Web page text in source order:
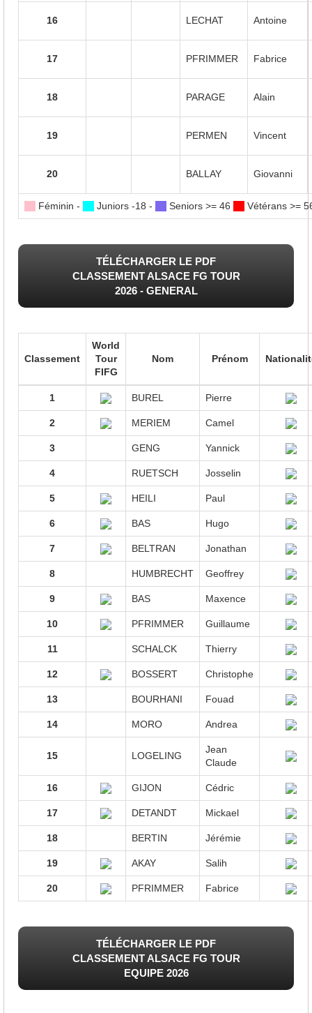
16 LECHAT Antoine
17 PFRIMMER Fabrice
18 PARAGE Alain
19 PERMEN Vincent
20 BALLAY Giovanni
Féminin - Juniors -18 - Seniors >= 46 Vétérans >=
TÉLÉCHARGER LE PDF
CLASSEMENT ALSACE FG TOUR
2026 - GENERAL
Classement
World
Tour
FIFG
Nom Prénom
1 BUREL Pierre
2 MERIEM Camel
3 GENG Yannick
4 RUETSCH Josselin
5 HEILI Paul
6 BAS Hugo
7 BELTRAN Jonathan
8 HUMBRECHT Geoffrey
9 BAS Maxence
10 PFRIMMER Guillaume
11 SCHALCK Thierry
12 BOSSERT Christophe
13 BOURHANI Fouad
14 MORO Andrea
15 LOGELING
Jean
Claude
16 GIJON Cédric
17 DETANDT Mickael
18 BERTIN Jérémie
19 AKAY Salih
20 PFRIMMER Fabrice
TÉLÉCHARGER LE PDF
CLASSEMENT ALSACE FG TOUR
EQUIPE 2026